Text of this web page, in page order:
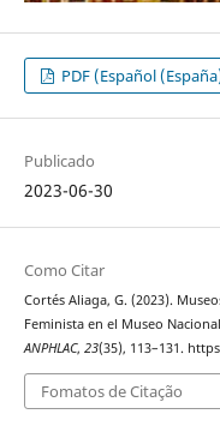
PDF (Español
Publicado
2023-06-30
Como Citar
Cortés Aliaga, G. (2023).
Feminista en el Museo
ANPHLAC, 23(35), 113–131.
Fomatos de Citação